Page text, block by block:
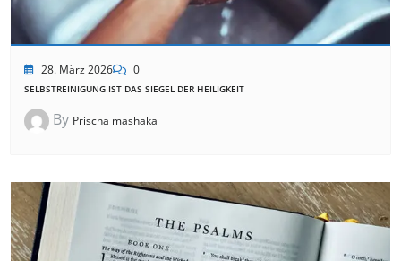
28. März 2026 0
SELBSTREINIGUNG IST DAS SIEGEL DER HEILIGKEIT
By Prischa mashaka